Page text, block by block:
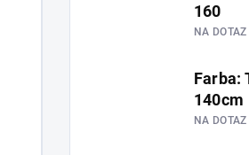
160
NA DOTAZ
Farba:
140cm
NA DOTAZ